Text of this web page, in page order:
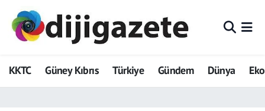
KKTC Güney Kıbrıs Türkiye Gündem Dünya
ADVERTORIAL
Dijigazete
Hava Durumu
Trafik Durumu